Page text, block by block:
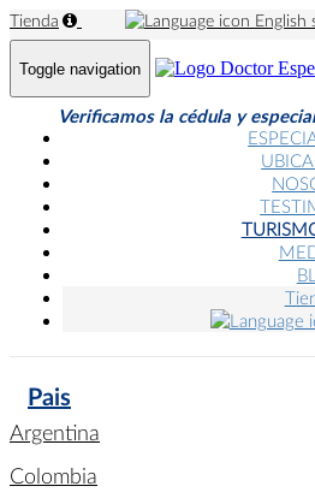
Tienda English
Toggle navigation
Verificamos la cédula y
Pais
Argentina
Colombia